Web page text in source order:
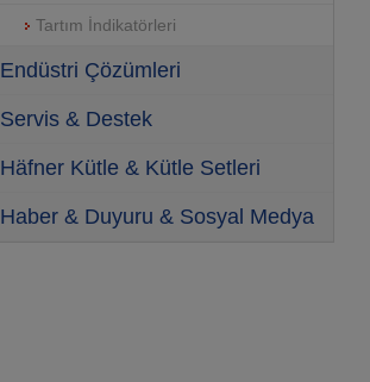
Tartım İndikatörleri
Endüstri Çözümleri
Servis & Destek
Häfner Kütle & Kütle Setleri
Haber & Duyuru & Sosyal Medya